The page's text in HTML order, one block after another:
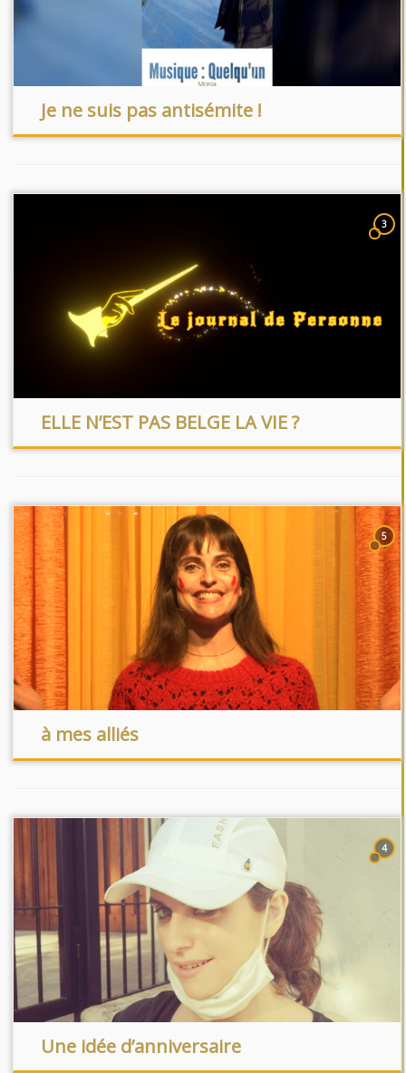
Je ne suis pas antisémite !
3
ELLE N’EST PAS BELGE LA VIE ?
5
à mes alliés
4
Une idée d’anniversaire